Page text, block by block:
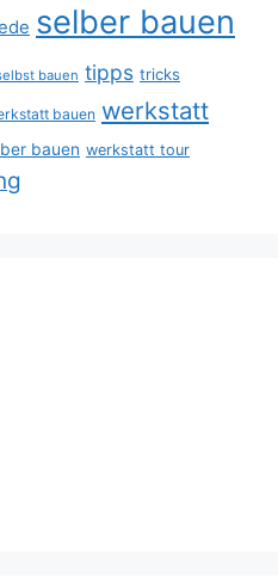
selber bauen
bauen tipps tricks
bauen werkstatt
bauen werkstatt tour